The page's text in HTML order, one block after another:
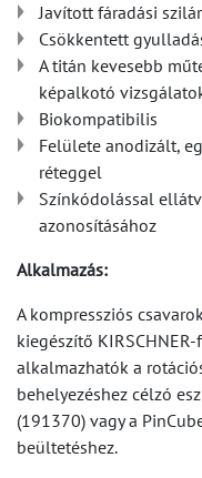
Javított fáradási
Csökkentett
A titán kevesebb
képalkotó
Biokompatibilis
Felülete anodizált,
réteggel
Színkódolással
azonosításához
Alkalmazás:
A kompressziós
kiegészítő
alkalmazhatók a
behelyezéshez célzó
(191370) vagy a
beültetéshez.